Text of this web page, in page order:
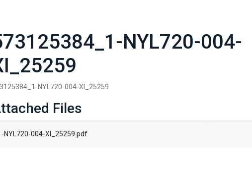
NYL720-004-
NYL720-004-XI_25259
Files
NYL720-004-XI_25259.pdf